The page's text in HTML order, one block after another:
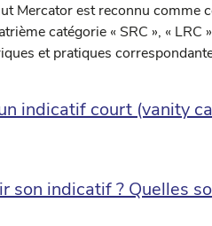
Mercator est reconnu
catégorie « SRC », «
et pratiques
indicatif court (vanity
son indicatif ? Quelles